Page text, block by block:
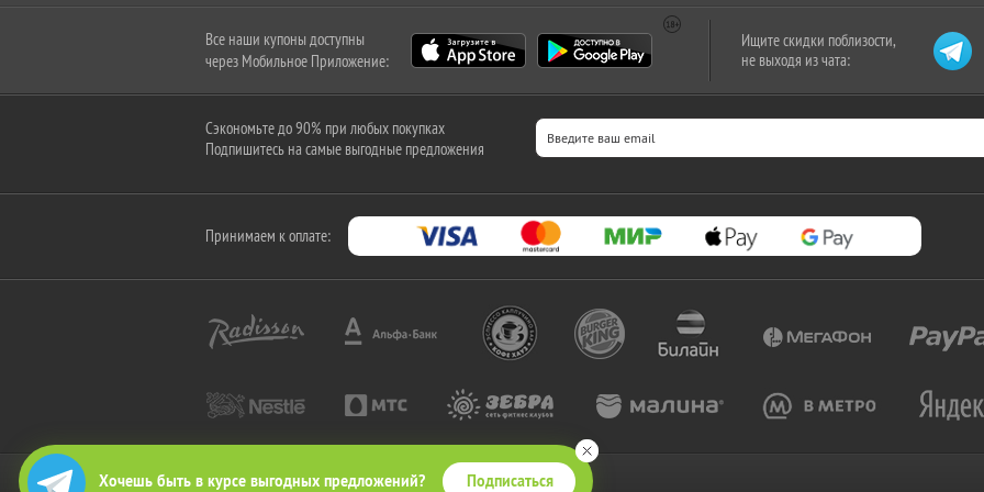
Хочешь быть в курсе выгодных предложений? Подписаться
Все наши купоны доступны
через Мобильное Приложение:
Ищите скидки поблизости,
не выходя из чата:
Сэкономьте до 90% при любых покупках
Подпишитесь на самые выгодные предложения
Принимаем к оплате:
2010-2026 © КупиКупон. Все права защищены.